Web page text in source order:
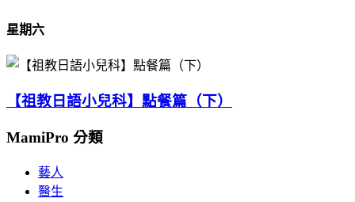
星期六
【祖教日語小兒科】點餐篇（下）
MamiPro 分類
藝人
醫生